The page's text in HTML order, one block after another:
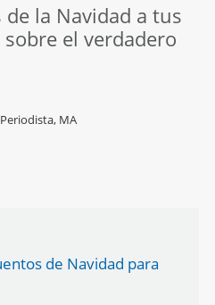
de la Navidad a tus
el verdadero
Periodista, MA
de Navidad para